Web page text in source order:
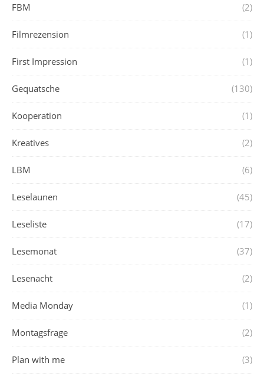
FBM (2)
Filmrezension (1)
First Impression (1)
Gequatsche (130)
Kooperation (1)
Kreatives (2)
LBM (6)
Leselaunen (45)
Leseliste (17)
Lesemonat (37)
Lesenacht (2)
Media Monday (1)
Montagsfrage (2)
Plan with me (3)